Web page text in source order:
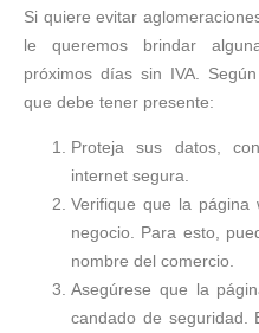
Si quiere evitar
le queremos brindar
próximos días sin IVA.
que debe tener presente:
Proteja sus datos,
internet segura.
Verifique que la
negocio. Para esto,
nombre del comercio.
Asegúrese que la
candado de seguridad.